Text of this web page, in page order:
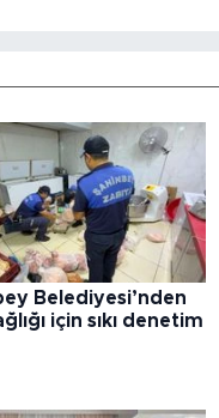
Belediyesi’nden
için sıkı denetim